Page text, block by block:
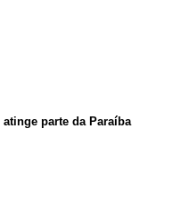
atinge parte da Paraíba